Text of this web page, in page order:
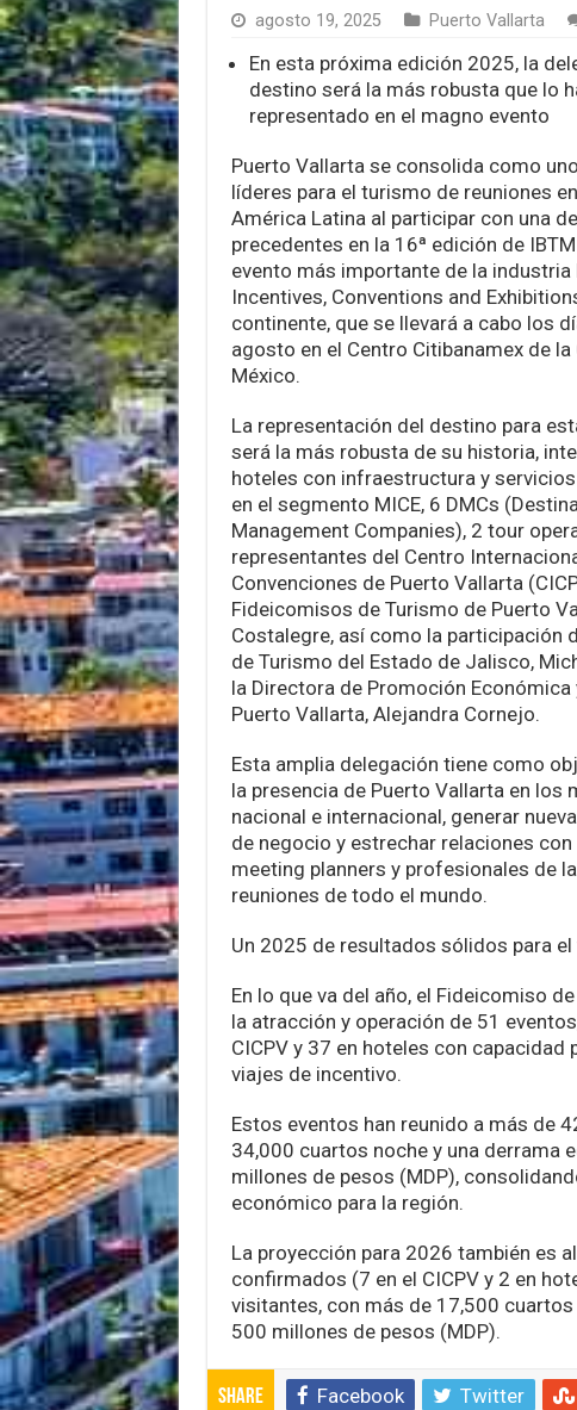
agosto 19, 2025 Puerto Vallarta
En esta próxima edición 2025, la
destino será la más robusta que lo
representado en el magno evento
Puerto Vallarta se consolida como
líderes para el turismo de reuniones
América Latina al participar con una
precedentes en la 16ª edición de
evento más importante de la industria
Incentives, Conventions and
continente, que se llevará a cabo los
agosto en el Centro Citibanamex de la
México.
La representación del destino para
será la más robusta de su historia,
hoteles con infraestructura y
en el segmento MICE, 6 DMCs
Management Companies), 2 tour
representantes del Centro
Convenciones de Puerto Vallarta
Fideicomisos de Turismo de Puerto
Costalegre, así como la participación
de Turismo del Estado de Jalisco,
la Directora de Promoción Económica
Puerto Vallarta, Alejandra Cornejo.
Esta amplia delegación tiene como
la presencia de Puerto Vallarta en los
nacional e internacional, generar
de negocio y estrechar relaciones
meeting planners y profesionales de
reuniones de todo el mundo.
Un 2025 de resultados sólidos para
En lo que va del año, el Fideicomiso
la atracción y operación de 51
CICPV y 37 en hoteles con
viajes de incentivo.
Estos eventos han reunido a más de
34,000 cuartos noche y una derrama
millones de pesos (MDP),
económico para la región.
La proyección para 2026 también es
confirmados (7 en el CICPV y 2 en
visitantes, con más de 17,500
500 millones de pesos (MDP).
Share Facebook Twitter